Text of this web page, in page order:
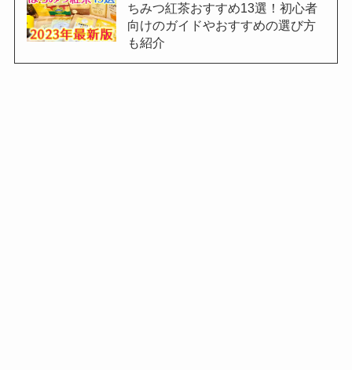
ちみつ紅茶おすすめ13選！初心者
向けのガイドやおすすめの選び方
も紹介